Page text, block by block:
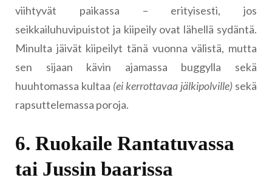
viihtyvät paikassa – erityisesti, jos
seikkailuhuvipuistot ja kiipeily ovat lähellä sydäntä.
Minulta jäivät kiipeilyt tänä vuonna välistä, mutta
sen sijaan kävin ajamassa buggylla sekä
huuhtomassa kultaa (ei kerrottavaa jälkipolville) sekä
rapsuttelemassa poroja.
6. Ruokaile Rantatuvassa
tai Jussin baarissa